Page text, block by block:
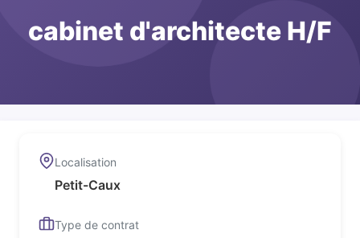
cabinet d'architecte H/F
Localisation
Petit-Caux
Type de contrat